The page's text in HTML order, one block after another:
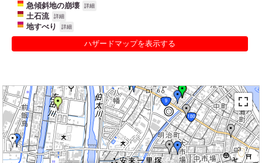
急傾斜地の崩壊
詳細
土石流 詳細
地すべり 詳細
ハザードマップを表示する